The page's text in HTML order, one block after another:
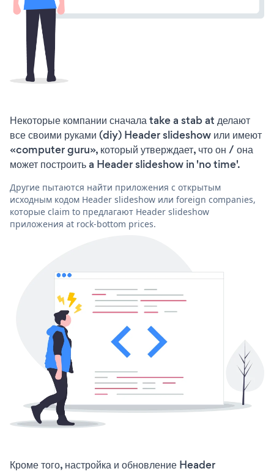
Некоторые компании сначала take a stab at делают
все своими руками (diy) Header slideshow или имеют
«computer guru», который утверждает, что он / она
может построить a Header slideshow in 'no time'.
Другие пытаются найти приложения с открытым
исходным кодом Header slideshow или foreign companies,
которые claim to предлагают Header slideshow
приложения at rock-bottom prices.
Кроме того, настройка и обновление Header